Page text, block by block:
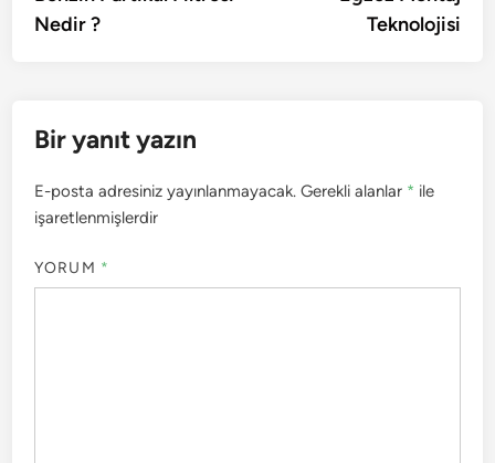
Nedir ?
Teknolojisi
Bir yanıt yazın
E-posta adresiniz yayınlanmayacak. Gerekli alanlar * ile
işaretlenmişlerdir
YORUM *